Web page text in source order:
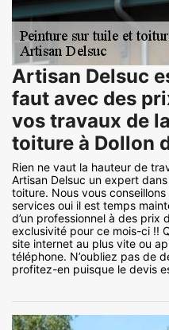
Artisan Delsuc
faut avec des
vos travaux de
toiture à Dollon
Rien ne vaut la hauteur de
Artisan Delsuc un expert
toiture. Nous vous
services oui il est temps
d’un professionnel à des
exclusivité pour ce mois-ci !!
site internet au plus vite ou
téléphone. N’oubliez pas de
profitez-en puisque le devis